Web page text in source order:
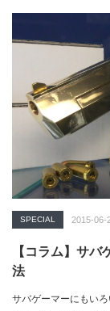
SPECIAL 2015-06-
【コラム】サ
法
サバゲーマーにもい